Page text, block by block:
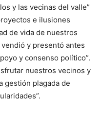
y las vecinas del valle”
e ilusiones
de vida de nuestros
y presentó antes
y consenso político”.
nuestros vecinos y
gestión plagada de